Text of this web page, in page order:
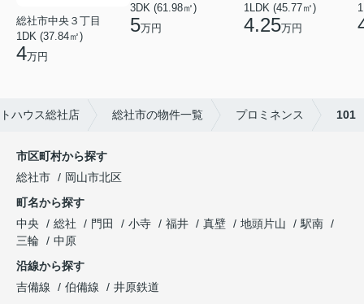
総社市中央３丁目
1DK (37.84㎡)
4万円
3DK (61.98㎡)
5万円
1LDK (45.77㎡)
4.25万円
ハウス総社店 総社市の物件一覧 プロミネンス 101
市区町村から探す
総社市
岡山市北区
町名から探す
中央
総社 門田 小寺 福井 真壁 地頭片山
駅南
三輪
中原
沿線から探す
吉備線
伯備線
井原鉄道